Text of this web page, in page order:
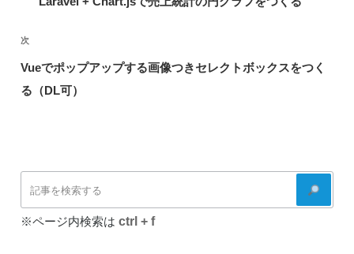
ー
シ
稿
次
の
投
次
Vueでポップアップする画像つきセレクトボックスをつく
る（DL可）
検
※ページ内検索はctrl + f